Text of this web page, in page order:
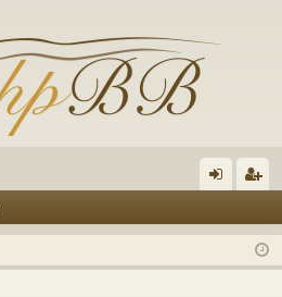
au
du
ist
er